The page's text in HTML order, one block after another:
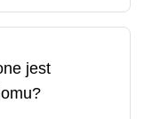
spółką
jest